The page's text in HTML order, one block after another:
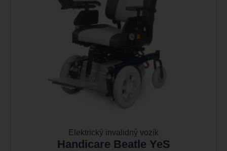
Elektrický invalidný vozík
Handicare Beatle YeS